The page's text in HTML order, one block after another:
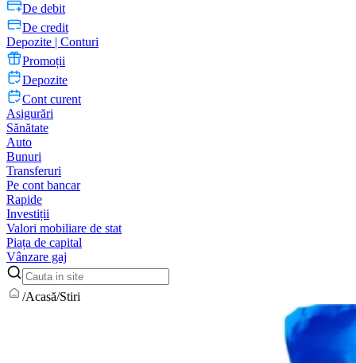
De debit
De credit
Depozite | Conturi
Promoții
Depozite
Cont curent
Asigurări
Sănătate
Auto
Bunuri
Transferuri
Pe cont bancar
Rapide
Investiții
Valori mobiliare de stat
Piața de capital
Vânzare gaj
/Acasă/Stiri